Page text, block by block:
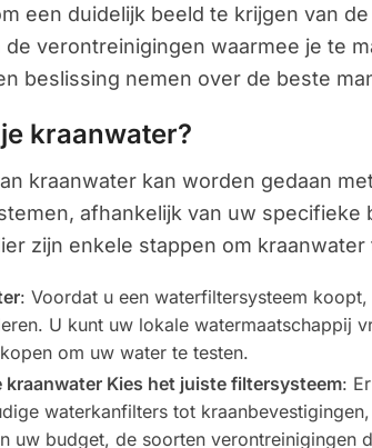
een duidelijk beeld te krijgen van
de verontreinigingen waarmee je te
beslissing nemen over de beste
kraanwater?
kraanwater kan worden gedaan
afhankelijk van uw specifieke
zijn enkele stappen om
: Voordat u een waterfiltersysteem
U kunt uw lokale watermaatschappij
om uw water te testen.
kraanwater Kies het juiste filtersysteem:
waterkanfilters tot
uw budget, de soorten verontreinigingen